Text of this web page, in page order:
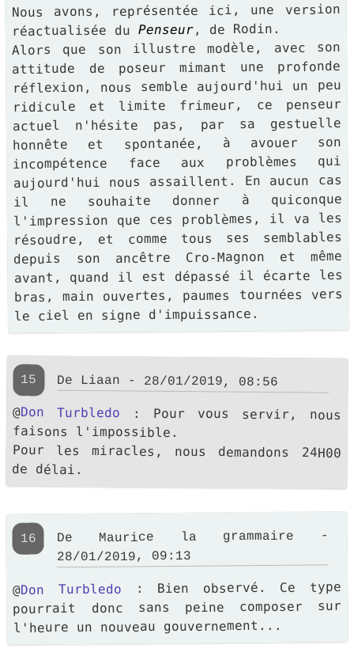
Nous avons, représentée ici, une version
réactualisée du Penseur, de Rodin.
Alors que son illustre modèle, avec son
attitude de poseur mimant une profonde
réflexion, nous semble aujourd'hui un peu
ridicule et limite frimeur, ce penseur
actuel n'hésite pas, par sa gestuelle
honnête et spontanée, à avouer son
incompétence face aux problèmes qui
aujourd'hui nous assaillent. En aucun cas
il ne souhaite donner à quiconque
l'impression que ces problèmes, il va les
résoudre, et comme tous ses semblables
depuis son ancêtre Cro-Magnon et même
avant, quand il est dépassé il écarte les
bras, main ouvertes, paumes tournées vers
le ciel en signe d'impuissance.
15 De Liaan - 28/01/2019, 08:56
@Don Turbledo : Pour vous servir, nous
faisons l'impossible.
Pour les miracles, nous demandons 24H00
de délai.
16 De Maurice la grammaire -
28/01/2019, 09:13
@Don Turbledo : Bien observé. Ce type
pourrait donc sans peine composer sur
l'heure un nouveau gouvernement...